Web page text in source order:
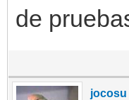
de
jocosu